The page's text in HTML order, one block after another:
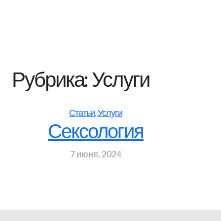
Рубрика:Услуги
Статьи, Услуги
Сексология
7 июня, 2024